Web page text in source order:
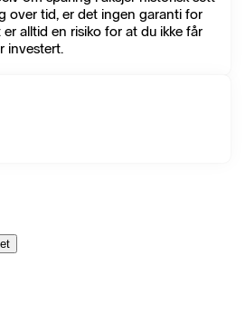
over tid, er det ingen garanti for
alltid en risiko for at du ikke får
investert.